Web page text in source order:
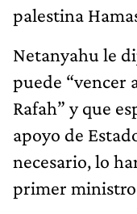
palestina
Netanyahu le
puede “vencer
Rafah” y que
apoyo de
necesario, lo
primer